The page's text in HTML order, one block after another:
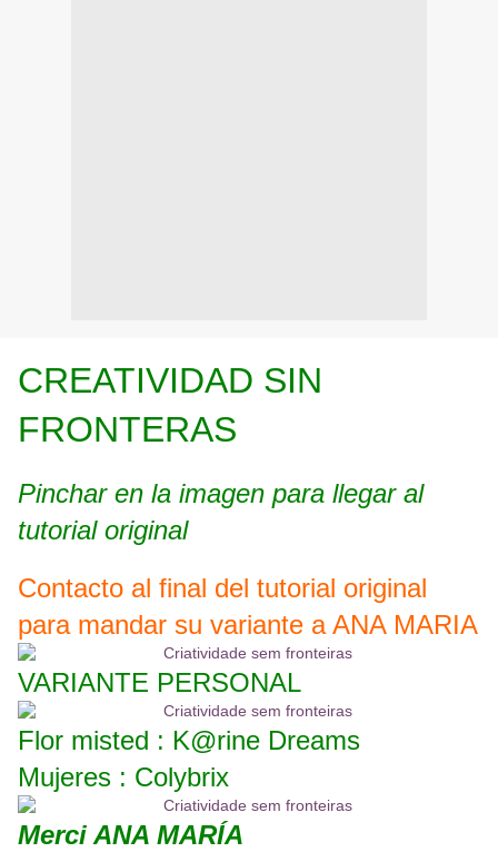
CREATIVIDAD SIN
FRONTERAS
Pinchar en la imagen para llegar al
tutorial original
Contacto al final del tutorial original
para mandar su variante a ANA MARIA
VARIANTE PERSONAL
Flor misted : K@rine Dreams
Mujeres : Colybrix
Merci ANA MARÍA